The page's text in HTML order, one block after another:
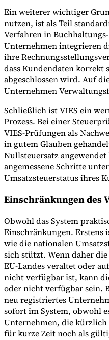
Ein weiterer wichtiger
nutzen, ist als Teil
Verfahren in
Unternehmen integrieren
ihre
dass Kundendaten korrekt
abgeschlossen wird. Auf
Unternehmen
Schließlich ist VIES ein
Prozess. Bei einer
VIES-Prüfungen als
in gutem Glauben
Nullsteuersatz angewendet
angemessene Schritte
Umsatzsteuerstatus ihres
Einschränkungen des
Obwohl das System
Einschränkungen. Erstens
wie die nationalen
sich stützt. Wenn daher
EU-Landes veraltet oder
nicht verfügbar ist, kann
oder nicht verfügbar sein.
neu registriertes
sofort im System, obwohl
Unternehmen, die
für kurze Zeit noch als